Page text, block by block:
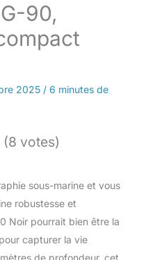
90,
2025 / 6 minutes de
votes)
sous-marine et vous
robustesse et
Noir pourrait bien être la
capturer la vie